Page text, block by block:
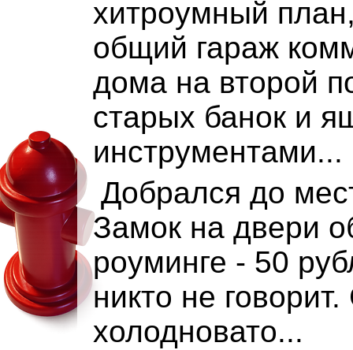
хитроумный
общий гараж
дома на второй
старых банок и
инструментами...
Добрался до
Замок на двери
роуминге - 50
никто не
холодновато...